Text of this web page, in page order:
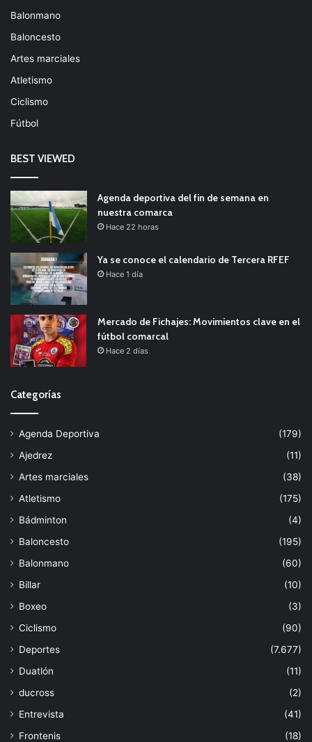
Balonmano
Baloncesto
Artes marciales
Atletismo
Ciclismo
Fútbol
BEST VIEWED
Agenda deportiva del fin de semana en
nuestra comarca
Hace 22 horas
Ya se conoce el calendario de Tercera RFEF
Hace 1 día
Mercado de Fichajes: Movimientos clave en el
fútbol comarcal
Hace 2 días
Categorías
Agenda Deportiva
(179)
Ajedrez
(11)
Artes marciales
(38)
Atletismo
(175)
Bádminton
(4)
Baloncesto
(195)
Balonmano
(60)
Billar
(10)
Boxeo
(3)
Ciclismo
(90)
Deportes
(7.677)
Duatlón
(11)
ducross
(2)
Entrevista
(41)
Frontenis
(18)